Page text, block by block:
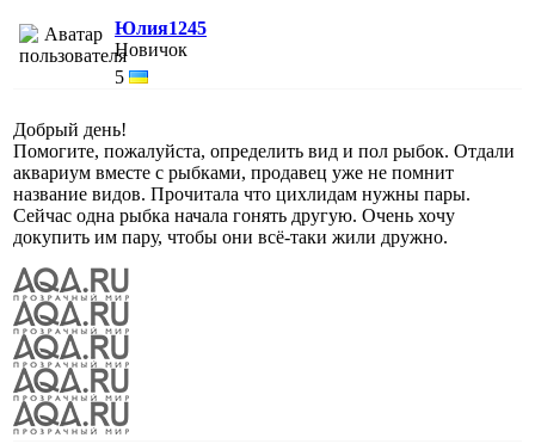
Юлия1245
Новичок
5
Добрый день!
Помогите, пожалуйста, определить вид и пол рыбок. Отдали
аквариум вместе с рыбками, продавец уже не помнит
название видов. Прочитала что цихлидам нужны пары.
Сейчас одна рыбка начала гонять другую. Очень хочу
докупить им пару, чтобы они всё-таки жили дружно.